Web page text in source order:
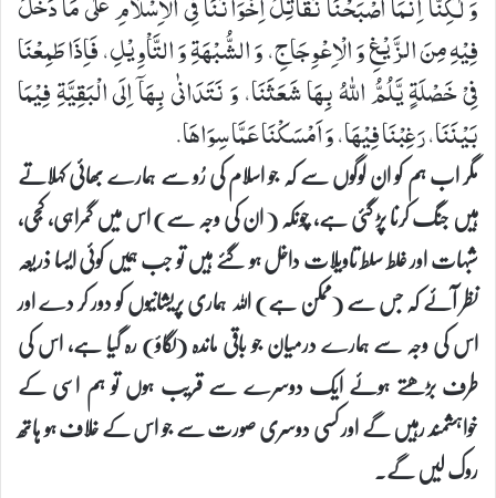
فِیْهِ مِنَ الزَّیْغِ وَ الْاِعْوِجَاجِ، وَ الشُّبْهَةِ وَ التَّاْوِیْلِ، فَاِذَا طَمِعْنَا
فِیْ خَصْلَةٍ یَّلُمُّ اللهُ بِهَا شَعَثَنَا، وَ نَتَدَانٰی بِهَاۤ اِلَی الْبَقِیَّةِ فِیْمَا
بَیْنَنَا، رَغِبْنَا فِیْهَا، وَ اَمْسَكْنَا عَمَّا سِوَاهَا.
مگر اب ہم کو ان لوگوں سے کہ جو اسلام کی رُو سے ہمارے بھائی کہلاتے
ہیں جنگ کرنا پڑ گئی ہے، چونکہ ( ان کی وجہ سے) اس میں گمراہی، کجی،
شبہات اور غلط سلط تاویلات داخل ہو گئے ہیں تو جب ہمیں کوئی ایسا ذریعہ
نظر آئے کہ جس سے (ممکن ہے) اللہ ہماری پریشانیوں کو دور کر دے اور
اس کی وجہ سے ہمارے درمیان جو باقی ماندہ (لگاؤ) رہ گیا ہے، اس کی
طرف بڑھتے ہوئے ایک دوسرے سے قریب ہوں تو ہم اسی کے
خواہشمند رہیں گے اور کسی دوسری صورت سے جو اس کے خلاف ہو ہاتھ
روک لیں گے۔